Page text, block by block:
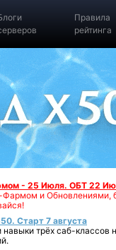
Правила
рейтинга
- 25 Июля. ОБТ 22
Фармом и
Старт 7 августа
трёх саб-классов